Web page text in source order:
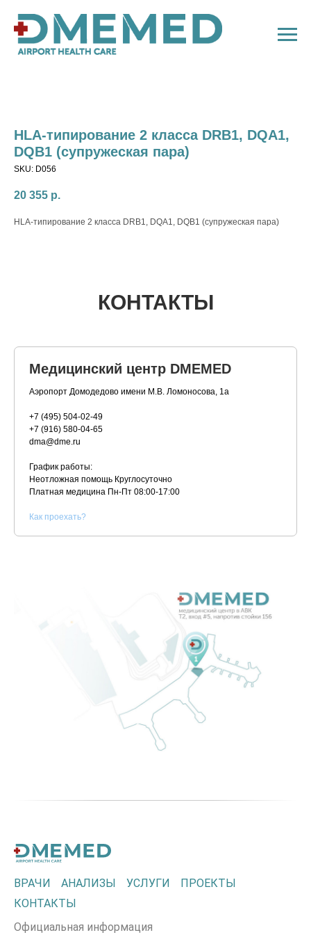
HLA-типирование 2 класса DRB1, DQА1,
DQB1 (супружеская пара)
SKU: D056
20 355 р.
HLA-типирование 2 класса DRB1, DQА1, DQB1 (супружеская пара)
КОНТАКТЫ
Медицинский центр DMEMED
Аэропорт Домодедово имени М.В. Ломоносова, 1а
+7 (495) 504-02-49
+7 (916) 580-04-65
dma@dme.ru
График работы:
Неотложная помощь Круглосуточно
Платная медицина Пн-Пт 08:00-17:00
Как проехать?
ВРАЧИ АНАЛИЗЫ УСЛУГИ
ПРОЕКТЫ
КОНТАКТЫ
Официальная информация